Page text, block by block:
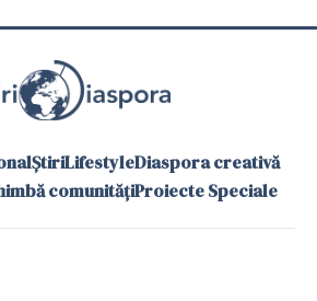
ȘtiriLifestyleDiaspora creativă
comunitățiProiecte Speciale